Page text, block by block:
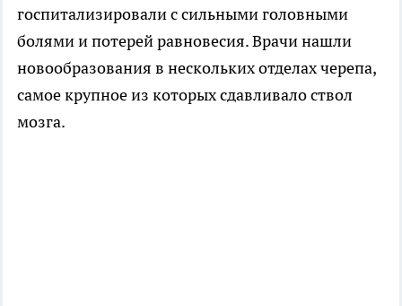
госпитализировали с сильными головными
болями и потерей равновесия. Врачи нашли
новообразования в нескольких отделах черепа,
самое крупное из которых сдавливало ствол
мозга.